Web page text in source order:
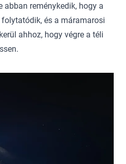
abban reménykedik, hogy a
és a máramarosi
ahhoz, hogy végre a téli